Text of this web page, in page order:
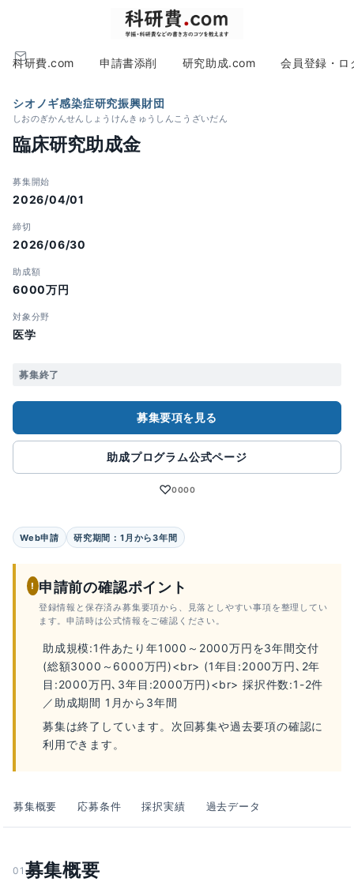
科研費.com 申請書添削 研究助成.com 会員登録・ロ
シオノギ感染症研究振興財団
しおのぎかんせんしょうけんきゅうしんこうざいだん
臨床研究助成金
募集開始
2026/04/01
締切
2026/06/30
助成額
6000万円
対象分野
医学
募集終了
募集要項を見る
助成プログラム公式ページ
♡0000
Web申請 研究期間：1月から3年間
! 申請前の確認ポイント
登録情報と保存済み募集要項から、見落としやすい事項を整理してい
ます。申請時は公式情報をご確認ください。
助成規模:1件あたり年1000～2000万円を3年間交付
(総額3000～6000万円)<br> (1年目:2000万円､2年
目:2000万円､3年目:2000万円)<br> 採択件数:1-2件
／助成期間 1月から3年間
募集は終了しています。次回募集や過去要項の確認に
利用できます。
募集概要 応募条件 採択実績 過去データ
01 募集概要